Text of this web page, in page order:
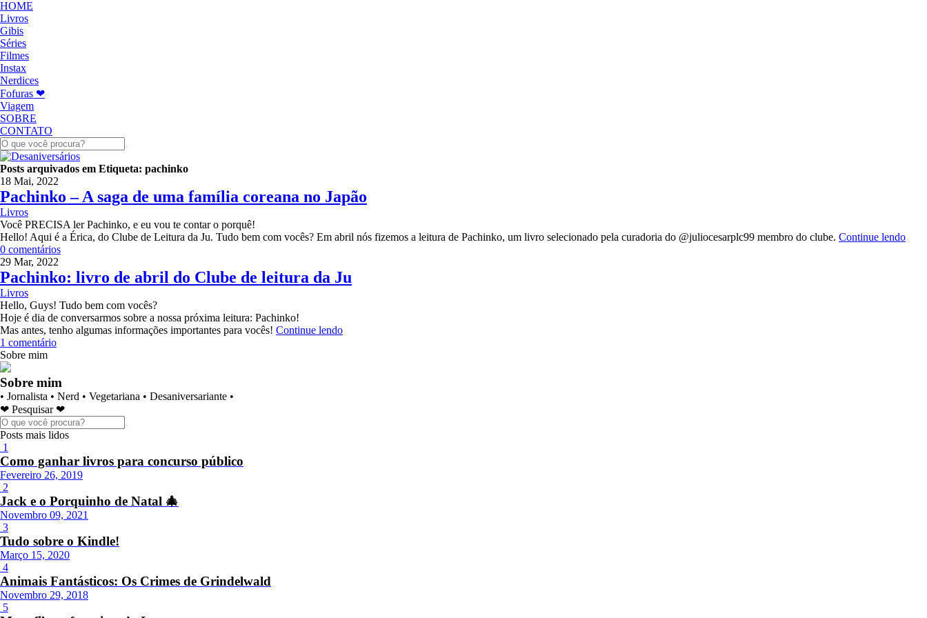
HOME
Livros
Gibis
Séries
Filmes
Instax
Nerdices
Fofuras ❤
Viagem
SOBRE
CONTATO
Posts arquivados em Etiqueta: pachinko
18 Mai, 2022
Pachinko – A saga de uma família coreana no Japão
Livros
Você PRECISA ler Pachinko, e eu vou te contar o porquê!
Hello! Aqui é a Érica, do Clube de Leitura da Ju. Tudo bem com vocês? Em abril nós fizemos a leitura de Pachinko, um livro selecionado pela curadoria do @juliocesarplc99 membro do clube. Continue lendo
0 comentários
29 Mar, 2022
Pachinko: livro de abril do Clube de leitura da Ju
Livros
Hello, Guys! Tudo bem com vocês?
Hoje é dia de conversarmos sobre a nossa próxima leitura: Pachinko!
Mas antes, tenho algumas informações importantes para vocês! Continue lendo
1 comentário
Sobre mim
Sobre mim
• Jornalista • Nerd • Vegetariana • Desaniversariante •
❤ Pesquisar ❤
Posts mais lidos
1
Como ganhar livros para concurso público
Fevereiro 26, 2019
2
Jack e o Porquinho de Natal 🎄
Novembro 09, 2021
3
Tudo sobre o Kindle!
Março 15, 2020
4
Animais Fantásticos: Os Crimes de Grindelwald
Novembro 29, 2018
5